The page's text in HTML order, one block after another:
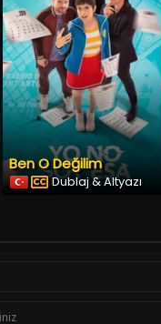
Ben O Değilim
Dublaj & Altyazı